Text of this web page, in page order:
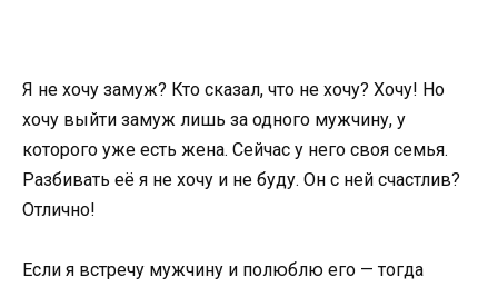
Я не хочу замуж? Кто сказал, что не хочу? Хочу! Но
хочу выйти замуж лишь за одного мужчину, у
которого уже есть жена. Сейчас у него своя семья.
Разбивать её я не хочу и не буду. Он с ней счастлив?
Отлично!
Если я встречу мужчину и полюблю его — тогда